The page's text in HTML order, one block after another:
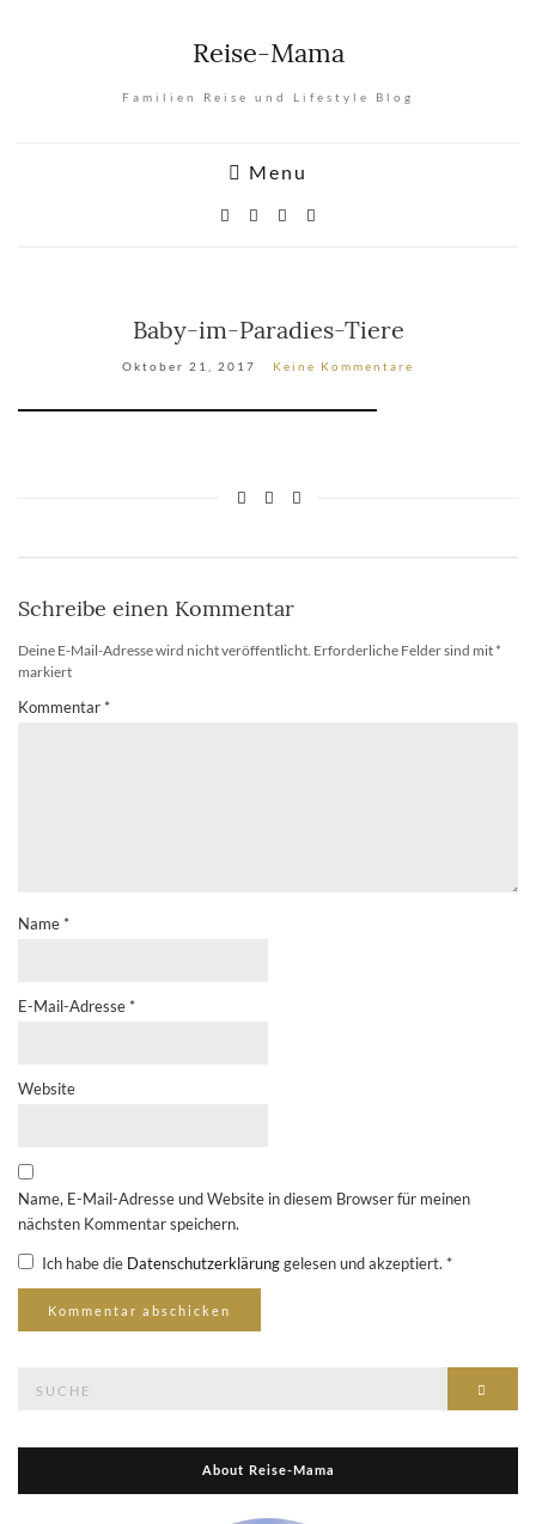
Reise-Mama
Familien Reise und Lifestyle Blog
Menu
Baby-im-Paradies-Tiere
Oktober 21, 2017 Keine Kommentare
Schreibe einen Kommentar
Deine E-Mail-Adresse wird nicht veröffentlicht. Erforderliche Felder sind mit *
markiert
Kommentar *
Name *
E-Mail-Adresse *
Website
Name, E-Mail-Adresse und Website in diesem Browser für meinen
nächsten Kommentar speichern.
Ich habe die Datenschutzerklärunggelesen und akzeptiert. *
About Reise-Mama